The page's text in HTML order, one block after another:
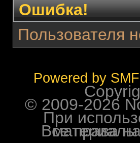
Ошибка!
Пользователя
Powered by
Все права на